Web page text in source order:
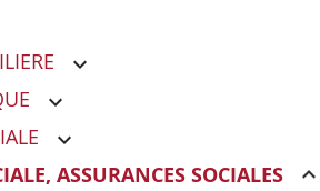
ASSURANCES SOCIALES